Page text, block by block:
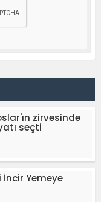
zirvesinde
seçti
İncir Yemeye